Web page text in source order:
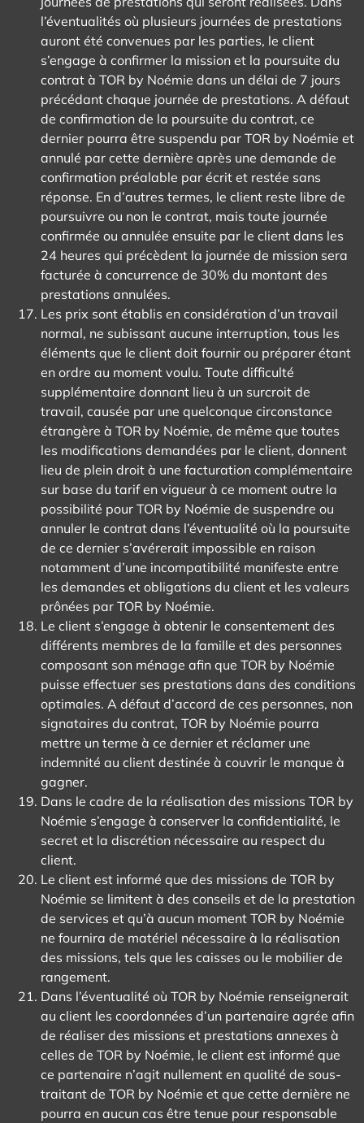
l’éventualités où plusieurs journées de prestations
auront été convenues par les parties, le client
s’engage à confirmer la mission et la poursuite du
contrat à TOR by Noémie dans un délai de 7 jours
précédant chaque journée de prestations. A défaut
de confirmation de la poursuite du contrat, ce
dernier pourra être suspendu par TOR by Noémie et
annulé par cette dernière après une demande de
confirmation préalable par écrit et restée sans
réponse. En d’autres termes, le client reste libre de
poursuivre ou non le contrat, mais toute journée
confirmée ou annulée ensuite par le client dans les
24 heures qui précèdent la journée de mission sera
facturée à concurrence de 30% du montant des
prestations annulées.
Les prix sont établis en considération d’un travail
normal, ne subissant aucune interruption, tous les
éléments que le client doit fournir ou préparer étant
en ordre au moment voulu. Toute difficulté
supplémentaire donnant lieu à un surcroit de
travail, causée par une quelconque circonstance
étrangère à TOR by Noémie, de même que toutes
les modifications demandées par le client, donnent
lieu de plein droit à une facturation complémentaire
sur base du tarif en vigueur à ce moment outre la
possibilité pour TOR by Noémie de suspendre ou
annuler le contrat dans l’éventualité où la poursuite
de ce dernier s’avérerait impossible en raison
notamment d’une incompatibilité manifeste entre
les demandes et obligations du client et les valeurs
prônées par TOR by Noémie.
Le client s’engage à obtenir le consentement des
différents membres de la famille et des personnes
composant son ménage afin que TOR by Noémie
puisse effectuer ses prestations dans des conditions
optimales. A défaut d’accord de ces personnes, non
signataires du contrat, TOR by Noémie pourra
mettre un terme à ce dernier et réclamer une
indemnité au client destinée à couvrir le manque à
gagner.
Dans le cadre de la réalisation des missions TOR by
Noémie s’engage à conserver la confidentialité, le
secret et la discrétion nécessaire au respect du
client.
Le client est informé que des missions de TOR by
Noémie se limitent à des conseils et de la prestation
de services et qu’à aucun moment TOR by Noémie
ne fournira de matériel nécessaire à la réalisation
des missions, tels que les caisses ou le mobilier de
rangement.
Dans l’éventualité où TOR by Noémie renseignerait
au client les coordonnées d’un partenaire agrée afin
de réaliser des missions et prestations annexes à
celles de TOR by Noémie, le client est informé que
ce partenaire n’agit nullement en qualité de sous-
traitant de TOR by Noémie et que cette dernière ne
pourra en aucun cas être tenue pour responsable